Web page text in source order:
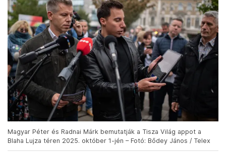
Magyar Péter és Radnai Márk bemutatják a Tisza Világ appot a
Blaha Lujza téren 2025. október 1-jén – Fotó: Bődey János / Telex